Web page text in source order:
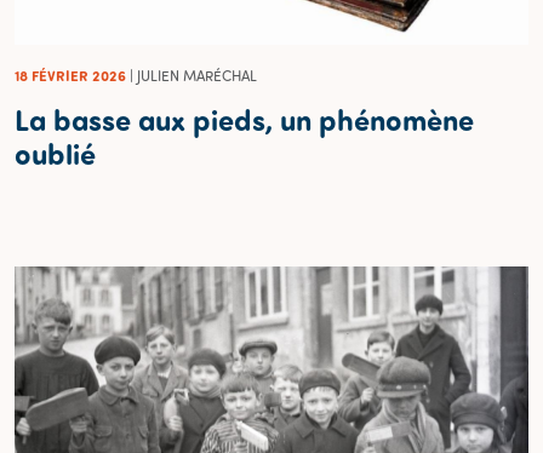
18 FÉVRIER 2026 | JULIEN MARÉCHAL
La basse aux pieds, un phénomène
oublié